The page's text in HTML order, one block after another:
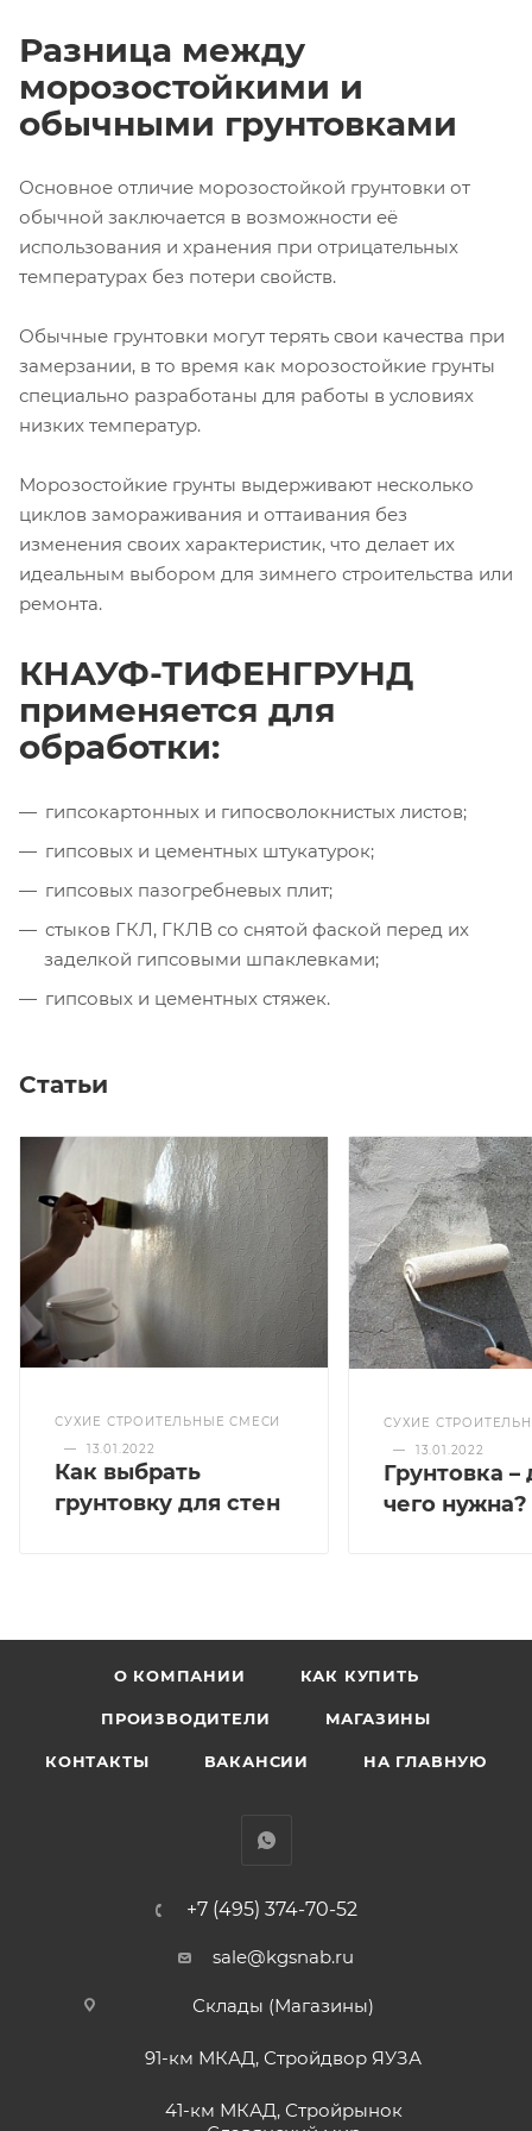
Разница между
морозостойкими и
обычными грунтовками
Основное отличие морозостойкой грунтовки от
обычной заключается в возможности её
использования и хранения при отрицательных
температурах без потери свойств.
Обычные грунтовки могут терять свои качества при
замерзании, в то время как морозостойкие грунты
специально разработаны для работы в условиях
низких температур.
Морозостойкие грунты выдерживают несколько
циклов замораживания и оттаивания без
изменения своих характеристик, что делает их
идеальным выбором для зимнего строительства или
ремонта.
КНАУФ-ТИФЕНГРУНД
применяется для
обработки:
гипсокартонных и гипосволокнистых листов;
гипсовых и цементных штукатурок;
гипсовых пазогребневых плит;
стыков ГКЛ, ГКЛВ со снятой фаской перед их
заделкой гипсовыми шпаклевками;
гипсовых и цементных стяжек.
Статьи
СУХИЕ СТРОИТЕЛЬНЫЕ СМЕСИ
—
13.01.2022
Как выбрать
грунтовку для стен
СУХИЕ
—
13.01.2022
Грунтовка –
чего нужна?
О КОМПАНИИ КАК КУПИТЬ
ПРОИЗВОДИТЕЛИ МАГАЗИНЫ
КОНТАКТЫ ВАКАНСИИ НА ГЛАВНУЮ
+7 (495) 374-70-52
sale@kgsnab.ru
Склады (Магазины)
91-км МКАД, Стройдвор ЯУЗА
41-км МКАД, Стройрынок